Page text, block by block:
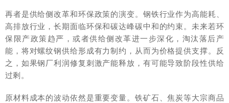
再者是供给侧改革和环保政策的演变。钢铁行业作为高能耗、
高排放行业，长期面临环保和碳达峰碳中和的约束。未来若环
保限产政策趋严，或者供给侧改革进一步深化，淘汰落后产
能，将对螺纹钢供给形成有力制约，从而为价格提供支撑。反
之，如果钢厂利润修复刺激产能释放，有可能导致阶段性供给
过剩。
原材料成本的波动依然是重要变量。铁矿石、焦炭等大宗商品